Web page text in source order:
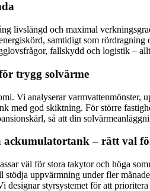
livslängd och maximal
samtidigt som
fallskydd och logistik –
trygg solvärme
Vi analyserar
med god skiktning. För större
så att din
ackumulatortank – rätt val
väl för stora takytor och höga
stödja uppvärmning under fler
designar styrsystemet för att